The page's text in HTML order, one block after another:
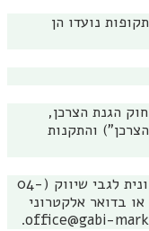
נועדו הן
הגנת הצרכן,
הצרכן") והתקנות
ניתן לבטל את העסקה באמצעות פניה טלפונית לגבי שיווק (04-
5) או פניה לפקס (04-6735014) או בדואר אלקטרוני